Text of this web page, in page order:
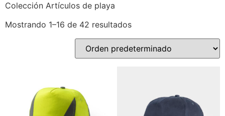
Colección Artículos de playa
Mostrando 1–16 de 42 resultados